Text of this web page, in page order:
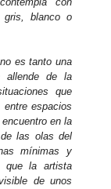
gris, blanco o
es tanto una
allende de la
que
espacios
en la
las olas del
mínimas y
que la artista
de unos